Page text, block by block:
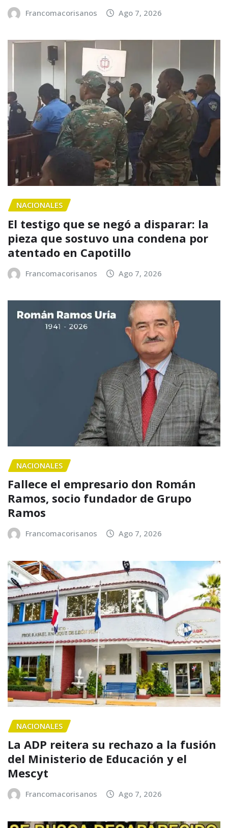
Francomacorisanos Ago 7, 2026
NACIONALES
El testigo que se negó a disparar: la
pieza que sostuvo una condena por
atentado en Capotillo
Francomacorisanos Ago 7, 2026
NACIONALES
Fallece el empresario don Román
Ramos, socio fundador de Grupo
Ramos
Francomacorisanos Ago 7, 2026
NACIONALES
La ADP reitera su rechazo a la fusión
del Ministerio de Educación y el
Mescyt
Francomacorisanos Ago 7, 2026